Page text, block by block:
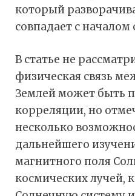
который
совпадает с
В статье не
физическая связь
Землей может быть
корреляции, но
несколько
дальнейшего
магнитного поля
космических лучей,